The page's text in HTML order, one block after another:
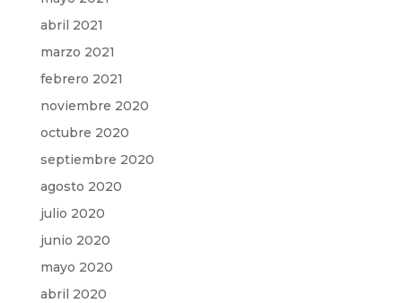
abril 2021
marzo 2021
febrero 2021
noviembre 2020
octubre 2020
septiembre 2020
agosto 2020
julio 2020
junio 2020
mayo 2020
abril 2020